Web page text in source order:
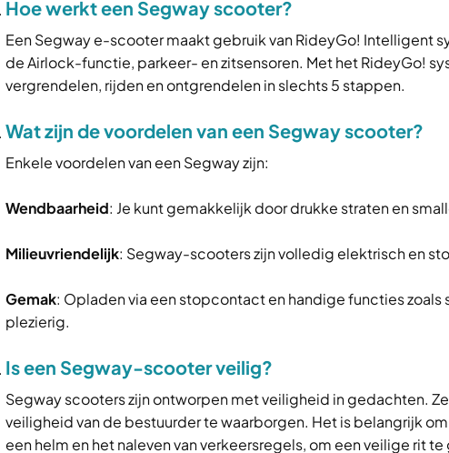
Hoe werkt een Segway scooter?
Een Segway e-scooter maakt gebruik van RideyGo! Intelligent
de Airlock-functie, parkeer- en zitsensoren. Met het RideyGo!
vergrendelen, rijden en ontgrendelen in slechts 5 stappen.
Wat zijn de voordelen van een Segway scooter?
Enkele voordelen van een Segway zijn:
Wendbaarheid: Je kunt gemakkelijk door drukke straten en
Milieuvriendelijk: Segway-scooters zijn volledig elektrisch en
Gemak: Opladen via een stopcontact en handige functies
plezierig.
Is een Segway-scooter veilig?
Segway scooters zijn ontworpen met veiligheid in gedachten.
veiligheid van de bestuurder te waarborgen. Het is belangrijk
een helm en het naleven van verkeersregels, om een veilige rit te